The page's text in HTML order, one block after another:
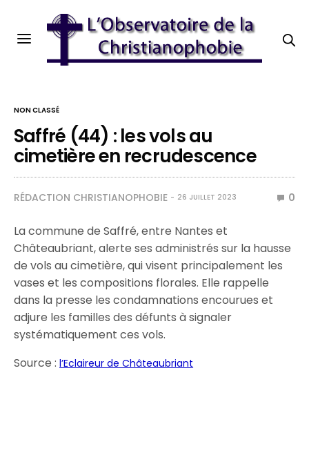
NON CLASSÉ
Saffré (44) : les vols au
cimetière en recrudescence
RÉDACTION CHRISTIANOPHOBIE 26 JUILLET 2023 0
La commune de Saffré, entre Nantes et
Châteaubriant, alerte ses administrés sur la hausse
de vols au cimetière, qui visent principalement les
vases et les compositions florales. Elle rappelle
dans la presse les condamnations encourues et
adjure les familles des défunts à signaler
systématiquement ces vols.
Source :l’Eclaireur de Châteaubriant